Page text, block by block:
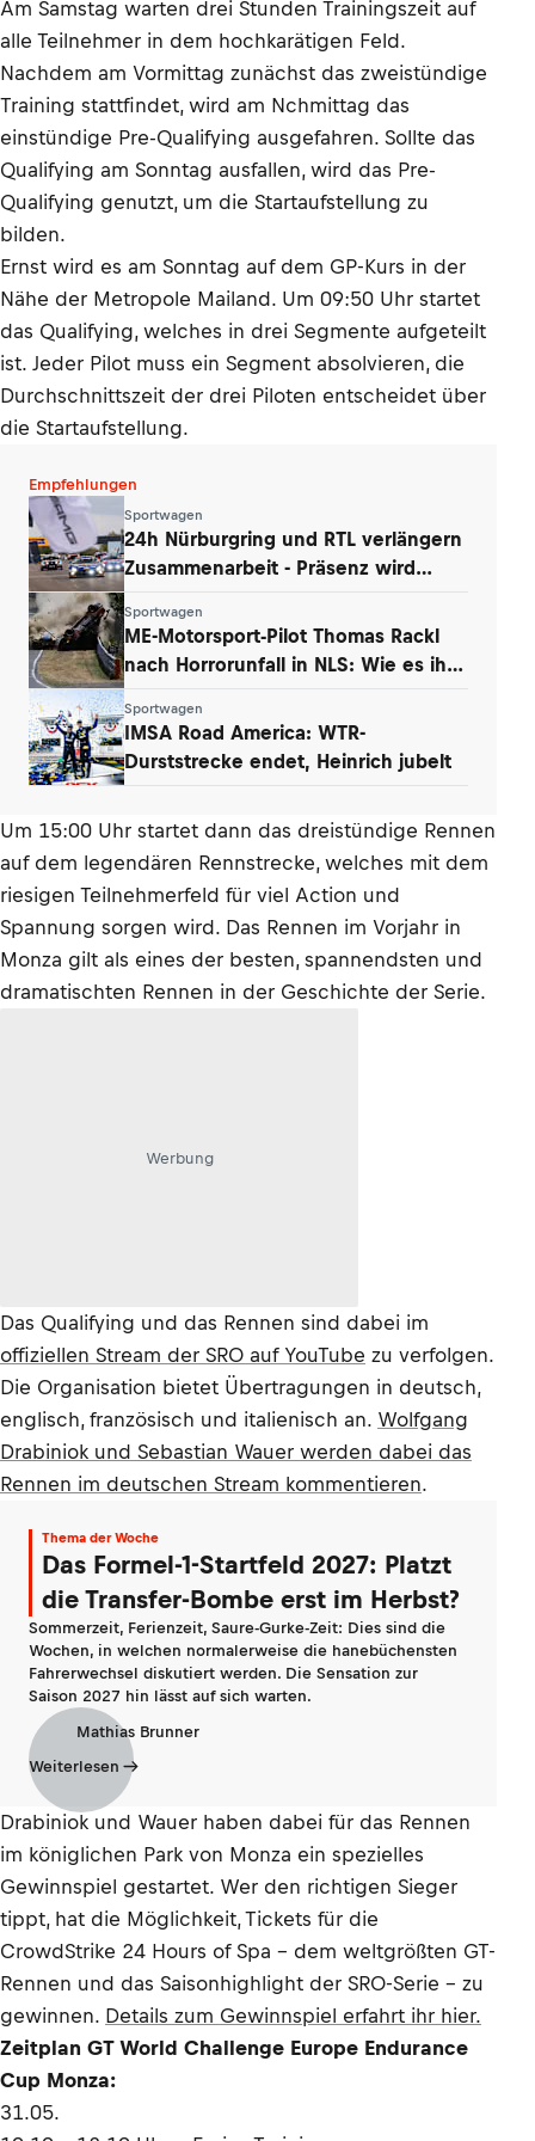
Am Samstag warten drei Stunden Trainingszeit auf
alle Teilnehmer in dem hochkarätigen Feld.
Nachdem am Vormittag zunächst das zweistündige
Training stattfindet, wird am Nchmittag das
einstündige Pre-Qualifying ausgefahren. Sollte das
Qualifying am Sonntag ausfallen, wird das Pre-
Qualifying genutzt, um die Startaufstellung zu
bilden.
Ernst wird es am Sonntag auf dem GP-Kurs in der
Nähe der Metropole Mailand. Um 09:50 Uhr startet
das Qualifying, welches in drei Segmente aufgeteilt
ist. Jeder Pilot muss ein Segment absolvieren, die
Durchschnittszeit der drei Piloten entscheidet über
die Startaufstellung.
Empfehlungen
Sportwagen
24h Nürburgring und RTL verlängern
Zusammenarbeit - Präsenz wird
Sportwagen
ME-Motorsport-Pilot Thomas Rackl
nach Horrorunfall in NLS: Wie es ihm
Sportwagen
IMSA Road America: WTR-
Durststrecke endet, Heinrich jubelt
Um 15:00 Uhr startet dann das dreistündige Rennen
auf dem legendären Rennstrecke, welches mit dem
riesigen Teilnehmerfeld für viel Action und
Spannung sorgen wird. Das Rennen im Vorjahr in
Monza gilt als eines der besten, spannendsten und
dramatischten Rennen in der Geschichte der Serie.
Werbung
Das Qualifying und das Rennen sind dabei im
offiziellen Stream der SRO auf YouTube zu verfolgen.
Die Organisation bietet Übertragungen in deutsch,
englisch, französisch und italienisch an. Wolfgang
Drabiniok und Sebastian Wauer werden dabei das
Rennen im deutschen Stream kommentieren.
Thema der Woche
Das Formel-1-Startfeld 2027: Platzt
die Transfer-Bombe erst im Herbst?
Sommerzeit, Ferienzeit, Saure-Gurke-Zeit: Dies sind die
Wochen, in welchen normalerweise die hanebüchensten
Fahrerwechsel diskutiert werden. Die Sensation zur
Saison 2027 hin lässt auf sich warten.
Mathias Brunner
Weiterlesen
Drabiniok und Wauer haben dabei für das Rennen
im königlichen Park von Monza ein spezielles
Gewinnspiel gestartet. Wer den richtigen Sieger
tippt, hat die Möglichkeit, Tickets für die
CrowdStrike 24 Hours of Spa – dem weltgrößten GT-
Rennen und das Saisonhighlight der SRO-Serie – zu
gewinnen. Details zum Gewinnspiel erfahrt ihr hier.
Zeitplan GT World Challenge Europe Endurance
Cup Monza:
31.05.